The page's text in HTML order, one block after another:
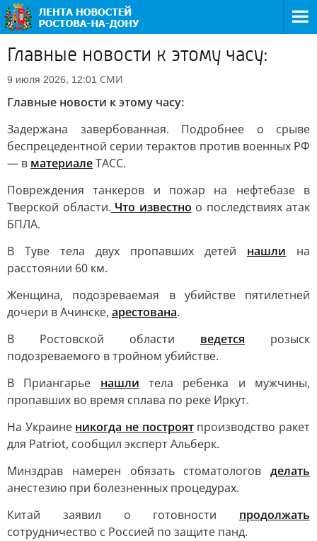
Главные новости к этому часу:
9 июля 2026, 12:01 СМИ
Главные новости к этому часу:
Задержана завербованная. Подробнее о срыве
беспрецедентной серии терактов против военных РФ
— в материалеТАСС.
Повреждения танкеров и пожар на нефтебазе в
Тверской области. Что известно о последствиях атак
БПЛА.
В Туве тела двух пропавших детей нашли на
расстоянии 60 км.
Женщина, подозреваемая в убийстве пятилетней
дочери в Ачинске, арестована.
В Ростовской области ведется розыск
подозреваемого в тройном убийстве.
В Приангарье нашли тела ребенка и мужчины,
пропавших во время сплава по реке Иркут.
На Украине никогда не построятпроизводство ракет
для Patriot, сообщил эксперт Альберк.
Минздрав намерен обязать стоматологов делать
анестезию при болезненных процедурах.
Китай заявил о готовности продолжать
сотрудничество с Россией по защите панд.